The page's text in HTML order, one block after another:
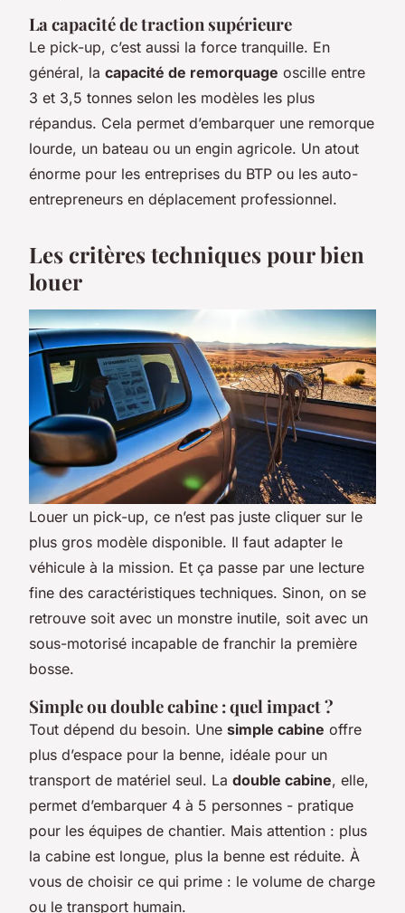
La capacité de traction supérieure
Le pick-up, c’est aussi la force tranquille. En
général, la capacité de remorquage oscille entre
3 et 3,5 tonnes selon les modèles les plus
répandus. Cela permet d’embarquer une remorque
lourde, un bateau ou un engin agricole. Un atout
énorme pour les entreprises du BTP ou les auto-
entrepreneurs en déplacement professionnel.
Les critères techniques pour bien
louer
Louer un pick-up, ce n’est pas juste cliquer sur le
plus gros modèle disponible. Il faut adapter le
véhicule à la mission. Et ça passe par une lecture
fine des caractéristiques techniques. Sinon, on se
retrouve soit avec un monstre inutile, soit avec un
sous-motorisé incapable de franchir la première
bosse.
Simple ou double cabine : quel impact ?
Tout dépend du besoin. Une simple cabine offre
plus d’espace pour la benne, idéale pour un
transport de matériel seul. La double cabine, elle,
permet d’embarquer 4 à 5 personnes - pratique
pour les équipes de chantier. Mais attention : plus
la cabine est longue, plus la benne est réduite. À
vous de choisir ce qui prime : le volume de charge
ou le transport humain.